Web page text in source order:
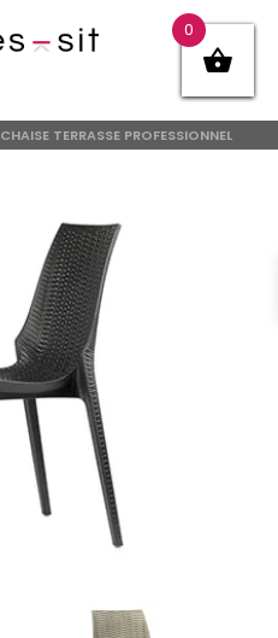
CHAISE TERRASSE PROFESSIONNEL
0